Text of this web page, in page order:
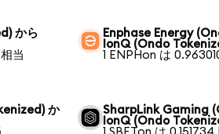
から
当
Enphase Energy
IonQ (Ondo
1 ENPHon は
か
SharpLink Gaming
IonQ (Ondo